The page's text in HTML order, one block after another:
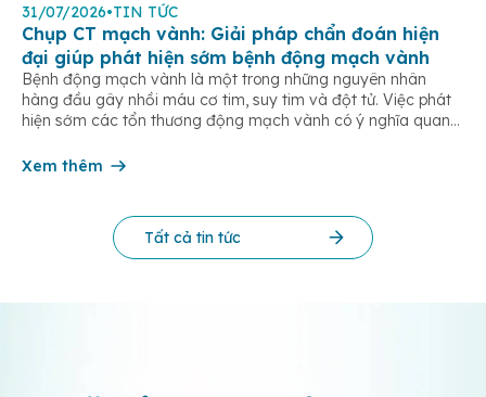
31/07/2026•TIN TỨC
Chụp CT mạch vành: Giải pháp chẩn đoán hiện
đại giúp phát hiện sớm bệnh động mạch vành
Bệnh động mạch vành là một trong những nguyên nhân
hàng đầu gây nhồi máu cơ tim, suy tim và đột tử. Việc phát
hiện sớm các tổn thương động mạch vành có ý nghĩa quan
nguy hiểm. Hiện nay, chụp CT mạch […]
Xem thêm
Tất cả tin tức